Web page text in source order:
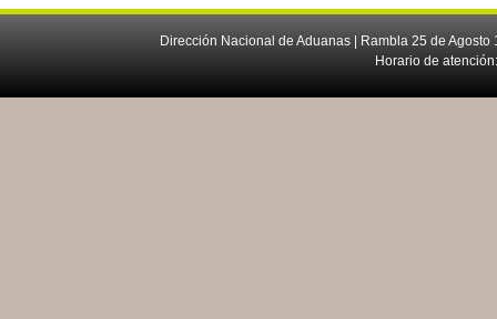
Dirección Nacional de Aduanas | Rambla 25 de
Horario de